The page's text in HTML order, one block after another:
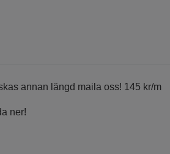
annan längd maila oss! 145 kr/m
ner!